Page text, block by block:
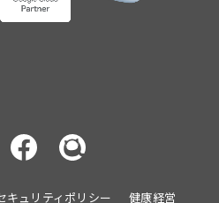
キュリティポリシー 健康経営